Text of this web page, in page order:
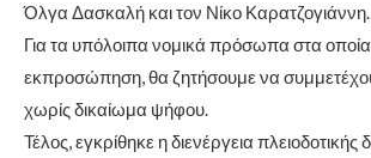
Όλγα Δασκαλή και τον Νίκο Καρατζογιάννη.
Για τα υπόλοιπα νομικά πρόσωπα στα
εκπροσώπηση, θα ζητήσουμε να
χωρίς δικαίωμα ψήφου.
Τέλος, εγκρίθηκε η διενέργεια